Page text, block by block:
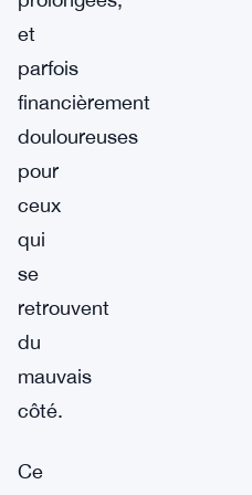
et
parfois
financièrement
douloureuses
pour
ceux
qui
se
retrouvent
du
mauvais
côté.
Ce